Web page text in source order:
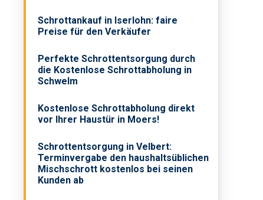
Schrottankauf in Iserlohn: faire
Preise für den Verkäufer
Perfekte Schrottentsorgung durch
die Kostenlose Schrottabholung in
Schwelm
Kostenlose Schrottabholung direkt
vor Ihrer Haustür in Moers!
Schrottentsorgung in Velbert:
Terminvergabe den haushaltsüblichen
Mischschrott kostenlos bei seinen
Kunden ab